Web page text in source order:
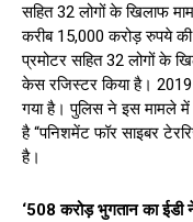
सहित 32 लोगों के खिलाफ
करीब 15,000 करोड़ रुपये
प्रमोटर सहित 32 लोगों के
केस रजिस्टर किया है।
गया है। पुलिस ने इस मामले में
है “पनिशमेंट फॉर साइबर
है।
‘508 करोड़ भुगतान का ईडी